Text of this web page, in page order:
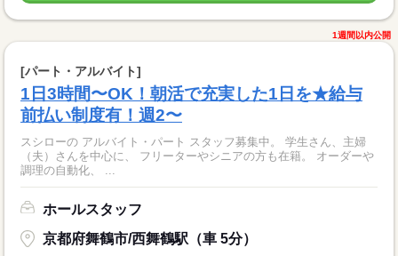
1週間以内公開
[パート・アルバイト]
1日3時間〜OK！朝活で充実した1日を★給与
前払い制度有！週2〜
スシローの アルバイト・パート スタッフ募集中。 学生さん、主婦
（夫）さんを中心に、 フリーターやシニアの方も在籍。 オーダーや
調理の自動化、 ...
ホールスタッフ
京都府舞鶴市/西舞鶴駅（車 5分）